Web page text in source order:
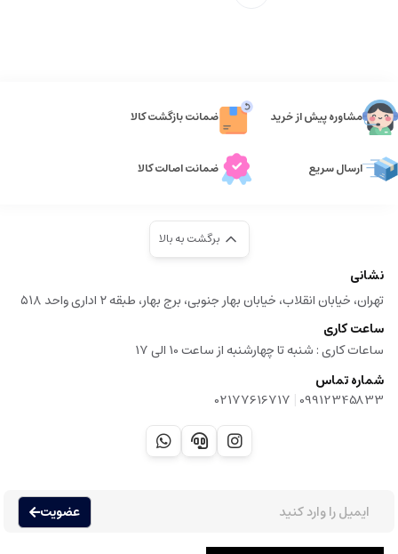
مشاوره پیش از خرید ضمانت بازگشت کالا
ارسال سریع ضمانت اصالت کالا
برگشت به بالا
نشانی
تهران، خیابان انقلاب، خیابان بهار جنوبی، برج بهار، طبقه ۲ اداری واحد ۵۱۸
ساعت کاری
ساعات کاری :‌ شنبه تا چهارشنبه از ساعت 10 الی 17
شماره تماس
09912345833
|
02177616717
عضویت